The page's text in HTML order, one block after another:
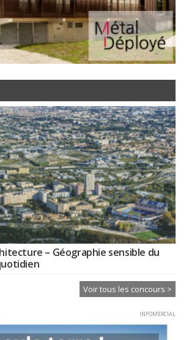
– Géographie sensible du
Voir tous les concours >
INFOMERCIAL